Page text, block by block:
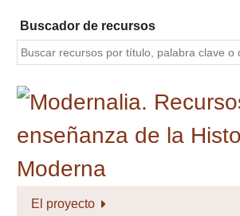
contenido
principal
Buscador de recursos
El proyecto